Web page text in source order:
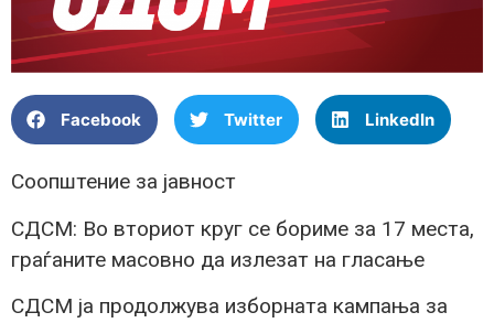
Facebook Twitter LinkedIn
Соопштение за јавност
СДСМ: Во вториот круг се бориме за 17 места,
граѓаните масовно да излезат на гласање
СДСМ ја продолжува изборната кампања за